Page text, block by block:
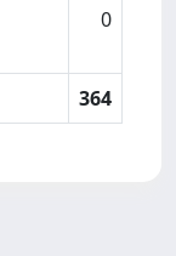
0
364